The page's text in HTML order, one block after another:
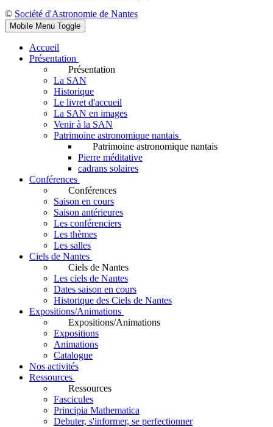
© Société d'Astronomie de Nantes
Mobile Menu Toggle
Accueil
Présentation
Présentation
La SAN
Historique
Le livret d'accueil
La SAN en images
Venir à la SAN
Patrimoine astronomique nantais
Patrimoine astronomique nantais
Pierre méditative
cadrans solaires
Conférences
Conférences
Saison en cours
Saison antérieures
Les conférenciers
Les thèmes
Les salles
Ciels de Nantes
Ciels de Nantes
Les ciels de Nantes
Dates saison en cours
Historique des Ciels de Nantes
Expositions/Animations
Expositions/Animations
Expositions
Animations
Catalogue
Nos activités
Ressources
Ressources
Fascicules
Principia Mathematica
Debuter, s'informer, se perfectionner